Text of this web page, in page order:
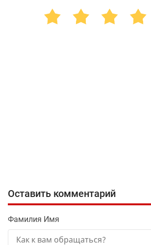
Оставить комментарий
Фамилия Имя